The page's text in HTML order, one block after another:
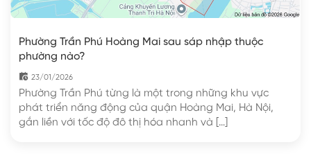
Phường Trần Phú Hoàng Mai sau sáp nhập thuộc
phường nào?
23/01/2026
Phường Trần Phú từng là một trong những khu vực
phát triển năng động của quận Hoàng Mai, Hà Nội,
gắn liền với tốc độ đô thị hóa nhanh và […]